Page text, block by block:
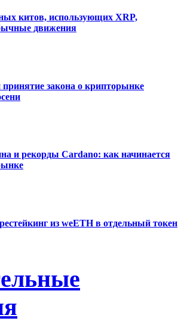
китов, использующих XRP,
движения
закона о крипторынке
и рекорды Cardano: как начинается
из weETH в отдельный токен